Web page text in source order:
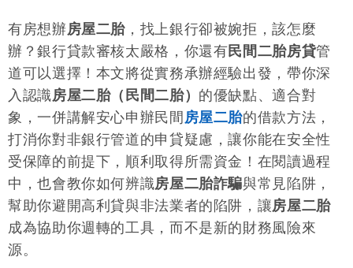
有房想辦房屋二胎 ，找上銀行卻被婉拒，該怎麼
辦？銀行貸款審核太嚴格，你還有民間二胎房貸管
道可以選擇！本文將從實務承辦經驗出發，帶你深
入認識房屋二胎（民間二胎） 的優缺點、適合對
象，一併講解安心申辦民間 房屋二胎的借款方法，
打消你對非銀行管道的申貸疑慮，讓你能在安全性
受保障的前提下，順利取得所需資金！在閱讀過程
中，也會教你如何辨識房屋二胎詐騙與常見陷阱，
幫助你避開高利貸與非法業者的陷阱，讓房屋二胎
成為協助你週轉的工具，而不是新的財務風險來
源。